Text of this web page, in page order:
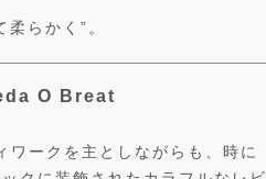
らかく”。
O Breat
ークを主としながらも、時に